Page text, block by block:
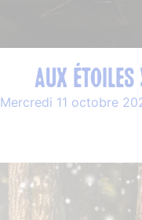
Aux étoiles
Mercredi 11 octobre